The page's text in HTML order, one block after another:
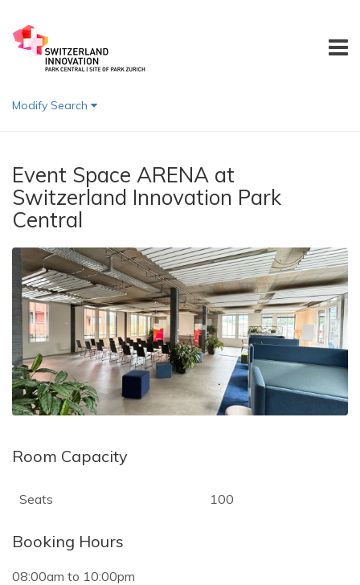
Modify Search
Event Space ARENA at
Switzerland Innovation Park
Central
Room Capacity
Seats 100
Booking Hours
08:00am to 10:00pm